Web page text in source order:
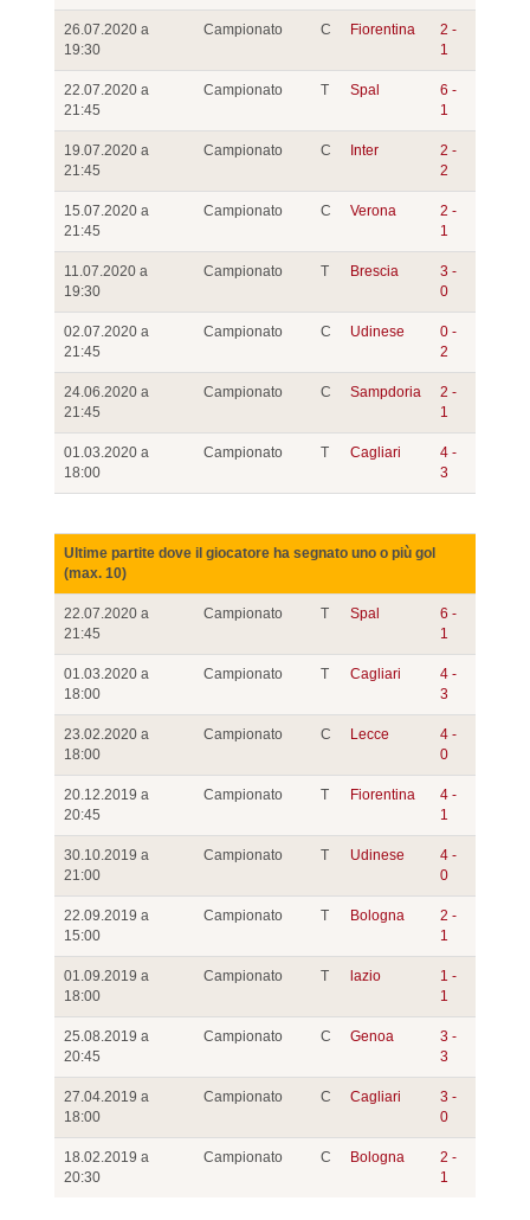
26.07.2020 a
19:30
Campionato C Fiorentina
2 -
1
22.07.2020 a
21:45
Campionato T Spal
6 -
1
19.07.2020 a
21:45
Campionato C Inter
2 -
2
15.07.2020 a
21:45
Campionato C Verona
2 -
1
11.07.2020 a
19:30
Campionato T Brescia
3 -
0
02.07.2020 a
21:45
Campionato C Udinese
0 -
2
24.06.2020 a
21:45
Campionato C Sampdoria
2 -
1
01.03.2020 a
18:00
Campionato T Cagliari
4 -
3
Ultime partite dove il giocatore ha segnato uno o più gol
(max. 10)
22.07.2020 a
21:45
Campionato T Spal
6 -
1
01.03.2020 a
18:00
Campionato T Cagliari
4 -
3
23.02.2020 a
18:00
Campionato C Lecce
4 -
0
20.12.2019 a
20:45
Campionato T Fiorentina
4 -
1
30.10.2019 a
21:00
Campionato T Udinese
4 -
0
22.09.2019 a
15:00
Campionato T Bologna
2 -
1
01.09.2019 a
18:00
Campionato T lazio
1 -
1
25.08.2019 a
20:45
Campionato C Genoa
3 -
3
27.04.2019 a
18:00
Campionato C Cagliari
3 -
0
18.02.2019 a
20:30
Campionato C Bologna
2 -
1